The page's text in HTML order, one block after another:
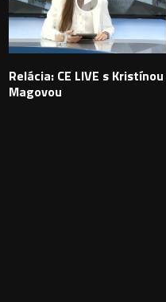
Relácia: CE LIVE s Kristínou
Magovou